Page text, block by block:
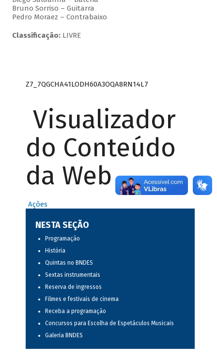
Bruno Sorriso – Guitarra
Pedro Moraez – Contrabaixo
Classificação:LIVRE
Z7_7QGCHA41LODH60A3OQA8RN14L7
Visualizador
do Conteúdo
da Web
Ações
NESTA SEÇÃO
Programação
História
Quintas no BNDES
Sextas instrumentais
Reserva de ingressos
Filmes e festivais de cinema
Receba a programação
Concursos para Escolha de Espetáculos Musicais
Galeria BNDES